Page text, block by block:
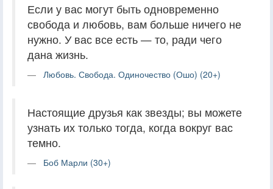
Если у вас могут быть одновременно
свобода и любовь, вам больше ничего не
нужно. У вас все есть — то, ради чего
дана жизнь.
Любовь. Свобода. Одиночество (Ошо) (20+)
Настоящие друзья как звезды; вы можете
узнать их только тогда, когда вокруг вас
темно.
Боб Марли (30+)